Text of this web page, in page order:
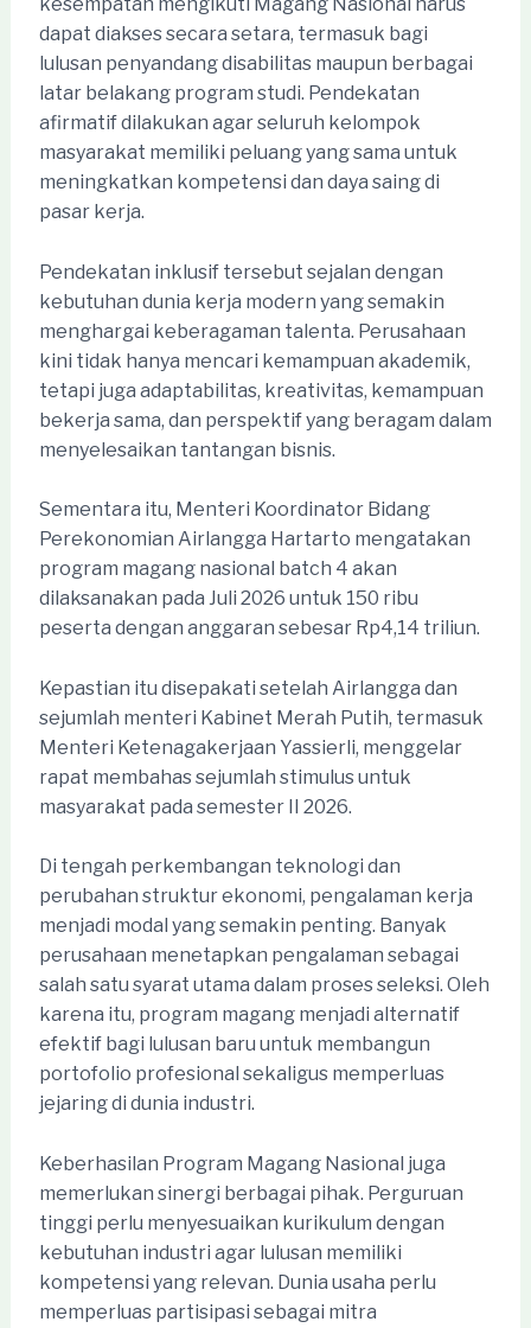
dapat diakses secara setara, termasuk bagi
lulusan penyandang disabilitas maupun berbagai
latar belakang program studi. Pendekatan
afirmatif dilakukan agar seluruh kelompok
masyarakat memiliki peluang yang sama untuk
meningkatkan kompetensi dan daya saing di
pasar kerja.
Pendekatan inklusif tersebut sejalan dengan
kebutuhan dunia kerja modern yang semakin
menghargai keberagaman talenta. Perusahaan
kini tidak hanya mencari kemampuan akademik,
tetapi juga adaptabilitas, kreativitas, kemampuan
bekerja sama, dan perspektif yang beragam dalam
menyelesaikan tantangan bisnis.
Sementara itu, Menteri Koordinator Bidang
Perekonomian Airlangga Hartarto mengatakan
program magang nasional batch 4 akan
dilaksanakan pada Juli 2026 untuk 150 ribu
peserta dengan anggaran sebesar Rp4,14 triliun.
Kepastian itu disepakati setelah Airlangga dan
sejumlah menteri Kabinet Merah Putih, termasuk
Menteri Ketenagakerjaan Yassierli, menggelar
rapat membahas sejumlah stimulus untuk
masyarakat pada semester II 2026.
Di tengah perkembangan teknologi dan
perubahan struktur ekonomi, pengalaman kerja
menjadi modal yang semakin penting. Banyak
perusahaan menetapkan pengalaman sebagai
salah satu syarat utama dalam proses seleksi. Oleh
karena itu, program magang menjadi alternatif
efektif bagi lulusan baru untuk membangun
portofolio profesional sekaligus memperluas
jejaring di dunia industri.
Keberhasilan Program Magang Nasional juga
memerlukan sinergi berbagai pihak. Perguruan
tinggi perlu menyesuaikan kurikulum dengan
kebutuhan industri agar lulusan memiliki
kompetensi yang relevan. Dunia usaha perlu
memperluas partisipasi sebagai mitra